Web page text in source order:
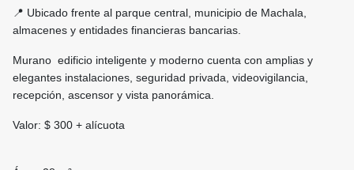
📍 Ubicado frente al parque central, municipio de Machala,
almacenes y entidades financieras bancarias.
Murano edificio inteligente y moderno cuenta con amplias y
elegantes instalaciones, seguridad privada, videovigilancia,
recepción, ascensor y vista panorámica.
Valor: $ 300 + alícuota